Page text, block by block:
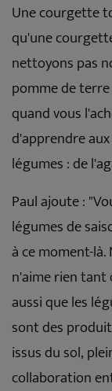
Une courgette
qu'une
nettoyons pas
pomme de
quand vous
d'apprendre
légumes : de
Paul ajoute :
légumes de
à ce moment-
n'aime rien tant
aussi que les
sont des
issus du sol,
collaboration